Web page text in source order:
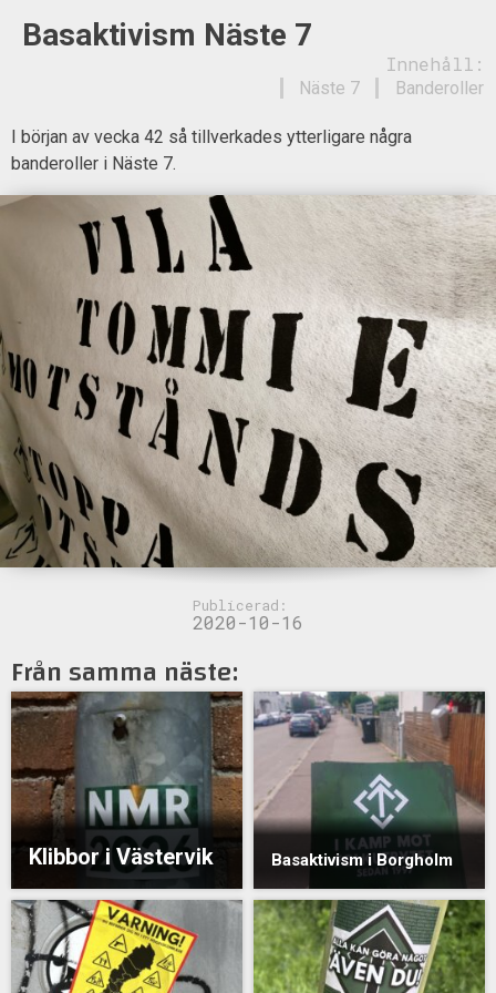
Basaktivism Näste 7
Innehåll:
Banderoller
Näste 7
I början av vecka 42 så tillverkades ytterligare några
banderoller i Näste 7.
Publicerad:
2020-10-16
Från samma näste:
Klibbor i Västervik Basaktivism i Borgholm